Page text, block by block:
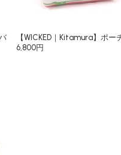
【WICKED｜Kitamura】ポー
6,800円